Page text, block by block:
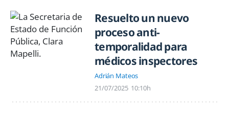
Resuelto un nuevo
proceso anti-
temporalidad para
médicos inspectores
Adrián Mateos
21/07/2025 10:10h